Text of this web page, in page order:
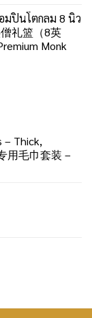
มปิ่นโตกลม 8 นิ้ว
礼篮（8英
Monk
– Thick,
用毛巾套装 –